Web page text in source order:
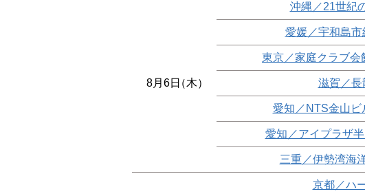
8月6日（木）
沖縄／21世紀
愛媛／宇和島
東京／家庭クラブ会
滋賀／長
愛知／NTS金山ビ
愛知／アイプラザ
三重／伊勢湾海
京都／ハ